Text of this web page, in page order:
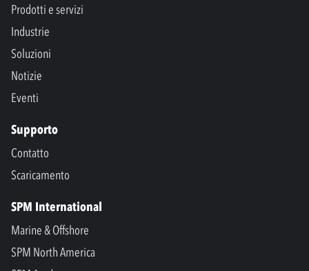
Prodotti e servizi
Industrie
Soluzioni
Notizie
Eventi
Supporto
Contatto
Scaricamento
SPM International
Marine & Offshore
SPM North America